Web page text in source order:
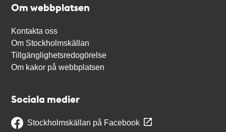
Om webbplatsen
Kontakta oss
Om Stockholmskällan
Tillgänglighetsredogörelse
Om kakor på webbplatsen
Sociala medier
Stockholmskällan på Facebook